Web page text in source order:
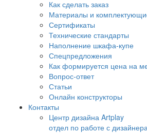
Как сделать заказ
Материалы и
Сертификаты
Технические стандарты
Наполнение шкафа-купе
Спецпредложения
Как формируется цена на
Вопрос-ответ
Статьи
Онлайн конструкторы
Контакты
Центр дизайна Artplay
отдел по работе с